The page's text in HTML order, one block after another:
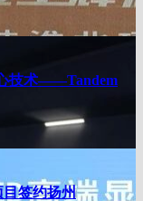
技术——Tandem
签约扬州